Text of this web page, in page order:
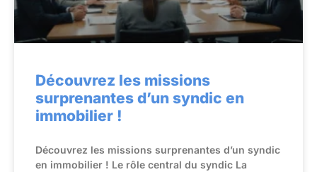
Découvrez les missions
surprenantes d’un syndic en
immobilier !
Découvrez les missions surprenantes d’un syndic
en immobilier ! Le rôle central du syndic La